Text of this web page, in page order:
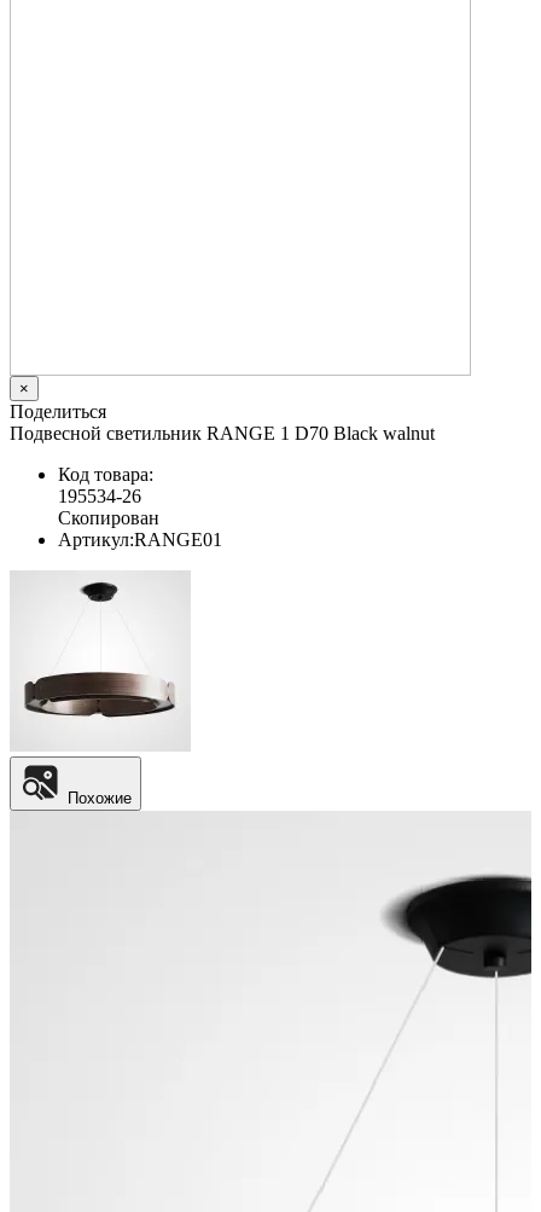
×
Поделиться
Подвесной светильник RANGE 1 D70 Black walnut
Код товара:
195534-26
Скопирован
Артикул:RANGE01
Похожие